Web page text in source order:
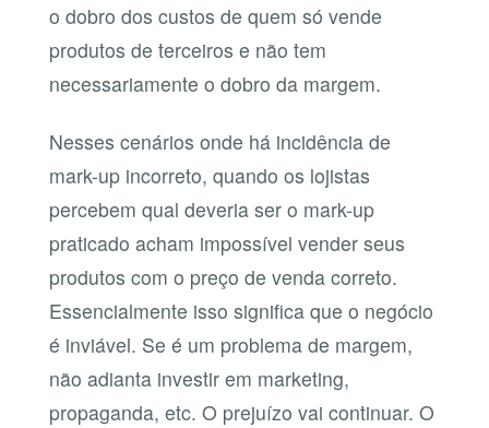
o dobro dos custos de quem só vende
produtos de terceiros e não tem
necessariamente o dobro da margem.
Nesses cenários onde há incidência de
mark-up incorreto, quando os lojistas
percebem qual deveria ser o mark-up
praticado acham impossível vender seus
produtos com o preço de venda correto.
Essencialmente isso significa que o negócio
é inviável. Se é um problema de margem,
não adianta investir em marketing,
propaganda, etc. O prejuízo vai continuar. O